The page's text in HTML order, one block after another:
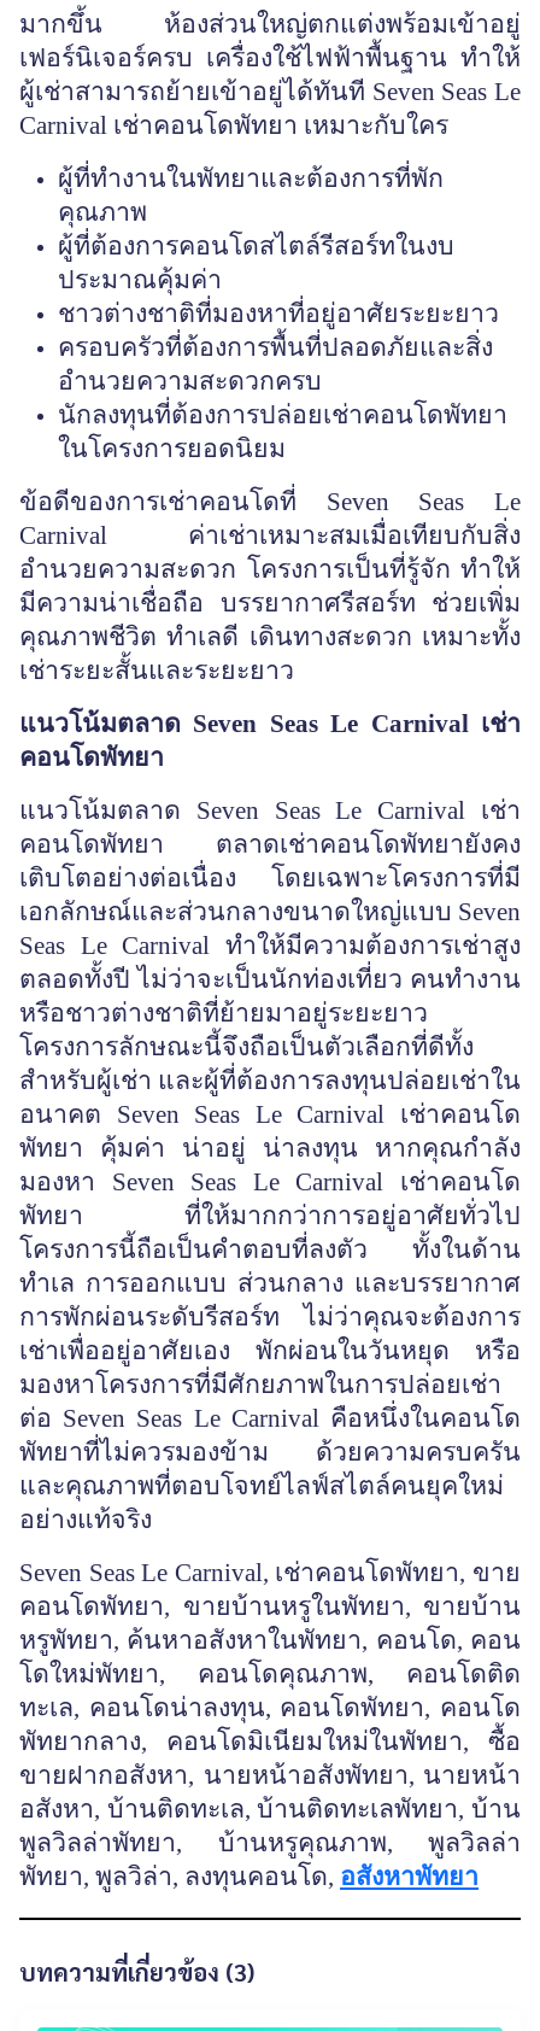
มากขึ้น ห้องส่วนใหญ่ตกแต่งพร้อมเข้าอยู่
เฟอร์นิเจอร์ครบ เครื่องใช้ไฟฟ้าพื้นฐาน ทำให้
ผู้เช่าสามารถย้ายเข้าอยู่ได้ทันที Seven Seas Le
Carnival เช่าคอนโดพัทยา เหมาะกับใคร
ผู้ที่ทำงานในพัทยาและต้องการที่พัก
คุณภาพ
ผู้ที่ต้องการคอนโดสไตล์รีสอร์ทในงบ
ประมาณคุ้มค่า
ชาวต่างชาติที่มองหาที่อยู่อาศัยระยะยาว
ครอบครัวที่ต้องการพื้นที่ปลอดภัยและสิ่ง
อำนวยความสะดวกครบ
นักลงทุนที่ต้องการปล่อยเช่าคอนโดพัทยา
ในโครงการยอดนิยม
ข้อดีของการเช่าคอนโดที่ Seven Seas Le
Carnival ค่าเช่าเหมาะสมเมื่อเทียบกับสิ่ง
อำนวยความสะดวก โครงการเป็นที่รู้จัก ทำให้
มีความน่าเชื่อถือ บรรยากาศรีสอร์ท ช่วยเพิ่ม
คุณภาพชีวิต ทำเลดี เดินทางสะดวก เหมาะทั้ง
เช่าระยะสั้นและระยะยาว
แนวโน้มตลาด Seven Seas Le Carnival เช่า
คอนโดพัทยา
แนวโน้มตลาด Seven Seas Le Carnival เช่า
คอนโดพัทยา ตลาดเช่าคอนโดพัทยายังคง
เติบโตอย่างต่อเนื่อง โดยเฉพาะโครงการที่มี
เอกลักษณ์และส่วนกลางขนาดใหญ่แบบ Seven
Seas Le Carnival ทำให้มีความต้องการเช่าสูง
ตลอดทั้งปี ไม่ว่าจะเป็นนักท่องเที่ยว คนทำงาน
หรือชาวต่างชาติที่ย้ายมาอยู่ระยะยาว
โครงการลักษณะนี้จึงถือเป็นตัวเลือกที่ดีทั้ง
สำหรับผู้เช่า และผู้ที่ต้องการลงทุนปล่อยเช่าใน
อนาคต Seven Seas Le Carnival เช่าคอนโด
พัทยา คุ้มค่า น่าอยู่ น่าลงทุน หากคุณกำลัง
มองหา Seven Seas Le Carnival เช่าคอนโด
พัทยา ที่ให้มากกว่าการอยู่อาศัยทั่วไป
โครงการนี้ถือเป็นคำตอบที่ลงตัว ทั้งในด้าน
ทำเล การออกแบบ ส่วนกลาง และบรรยากาศ
การพักผ่อนระดับรีสอร์ท ไม่ว่าคุณจะต้องการ
เช่าเพื่ออยู่อาศัยเอง พักผ่อนในวันหยุด หรือ
มองหาโครงการที่มีศักยภาพในการปล่อยเช่า
ต่อ Seven Seas Le Carnival คือหนึ่งในคอนโด
พัทยาที่ไม่ควรมองข้าม ด้วยความครบครัน
และคุณภาพที่ตอบโจทย์ไลฟ์สไตล์คนยุคใหม่
อย่างแท้จริง
Seven Seas Le Carnival, เช่าคอนโดพัทยา, ขาย
คอนโดพัทยา, ขายบ้านหรูในพัทยา, ขายบ้าน
หรูพัทยา, ค้นหาอสังหาในพัทยา, คอนโด, คอน
โดใหม่พัทยา, คอนโดคุณภาพ, คอนโดติด
ทะเล, คอนโดน่าลงทุน, คอนโดพัทยา, คอนโด
พัทยากลาง, คอนโดมิเนียมใหม่ในพัทยา, ซื้อ
ขายฝากอสังหา, นายหน้าอสังพัทยา, นายหน้า
อสังหา, บ้านติดทะเล, บ้านติดทะเลพัทยา, บ้าน
พูลวิลล่าพัทยา, บ้านหรูคุณภาพ, พูลวิลล่า
พัทยา, พูลวิล่า, ลงทุนคอนโด, อสังหาพัทยา
บทความที่เกี่ยวข้อง (3)